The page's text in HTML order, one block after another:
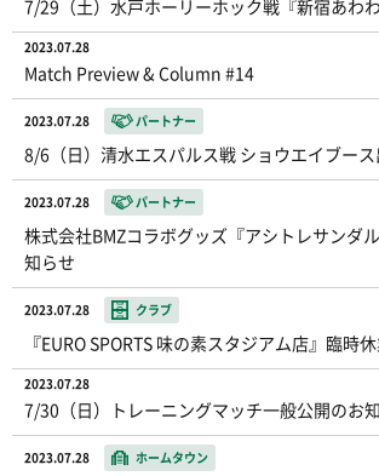
7/29（土）水戸ホーリーホック戦『新宿あわ
2023.07.28
Match Preview & Column #14
2023.07.28 パートナー
8/6（日）清水エスパルス戦 ショウエイブー
2023.07.28 パートナー
株式会社BMZコラボグッズ『アシトレサンダ
知らせ
2023.07.28 クラブ
『EURO SPORTS 味の素スタジアム店』臨時
2023.07.28
7/30（日）トレーニングマッチ一般公開のお
2023.07.28 ホームタウン